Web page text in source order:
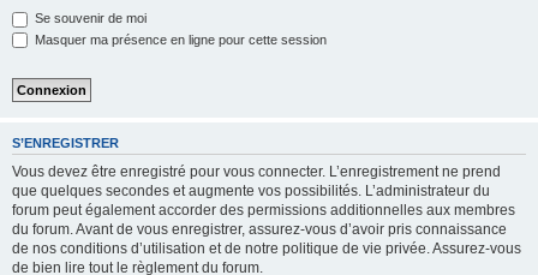
Se souvenir de moi
Masquer ma présence en ligne pour cette session
S’ENREGISTRER
Vous devez être enregistré pour vous connecter. L’enregistrement ne prend
que quelques secondes et augmente vos possibilités. L’administrateur du
forum peut également accorder des permissions additionnelles aux membres
du forum. Avant de vous enregistrer, assurez-vous d’avoir pris connaissance
de nos conditions d’utilisation et de notre politique de vie privée. Assurez-vous
de bien lire tout le règlement du forum.